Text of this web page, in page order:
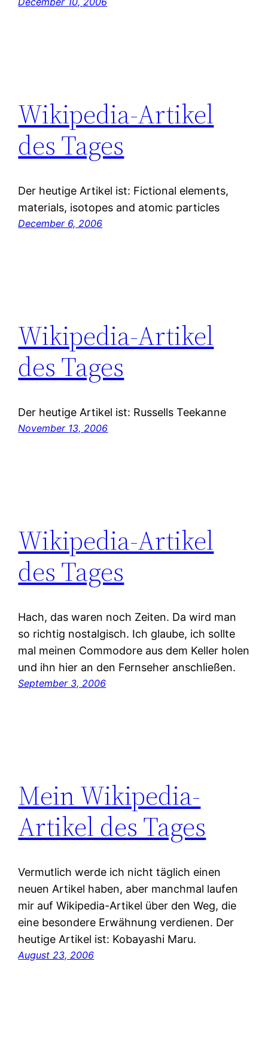
Wikipedia-Artikel
des Tages
Der heutige Artikel ist: Fictional elements,
materials, isotopes and atomic particles
December 6, 2006
Wikipedia-Artikel
des Tages
Der heutige Artikel ist: Russells Teekanne
November 13, 2006
Wikipedia-Artikel
des Tages
Hach, das waren noch Zeiten. Da wird man
so richtig nostalgisch. Ich glaube, ich sollte
mal meinen Commodore aus dem Keller holen
und ihn hier an den Fernseher anschließen.
September 3, 2006
Mein Wikipedia-
Artikel des Tages
Vermutlich werde ich nicht täglich einen
neuen Artikel haben, aber manchmal laufen
mir auf Wikipedia-Artikel über den Weg, die
eine besondere Erwähnung verdienen. Der
heutige Artikel ist: Kobayashi Maru.
August 23, 2006